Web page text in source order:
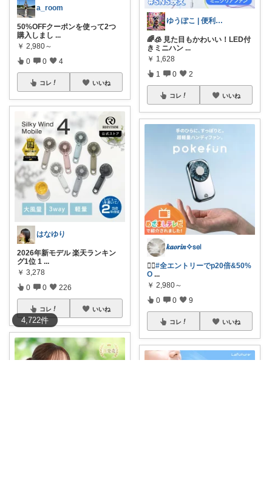
4,722件
a_room
50%OFFクーポンを使って2つ
購入しまし ...
￥ 2,980～
0 0 4
コレ いいね
はなゆり
2026年新モデル 楽天ランキン
グ1位 1 ...
￥ 3,278
0 0 226
コレ いいね
ゆうぽこ | 便利で快適暮らし
🌈🧊 見た目もかわいい！LED付
きミニハン ...
￥ 1,628
1 0 2
コレ いいね
𝒌𝒂𝒐𝒓𝒊𝒏✧𝗌𝖾𝗅
❤️‍🔥#全エントリーでp20倍&50%
O ...
￥ 2,980～
0 0 9
コレ いいね